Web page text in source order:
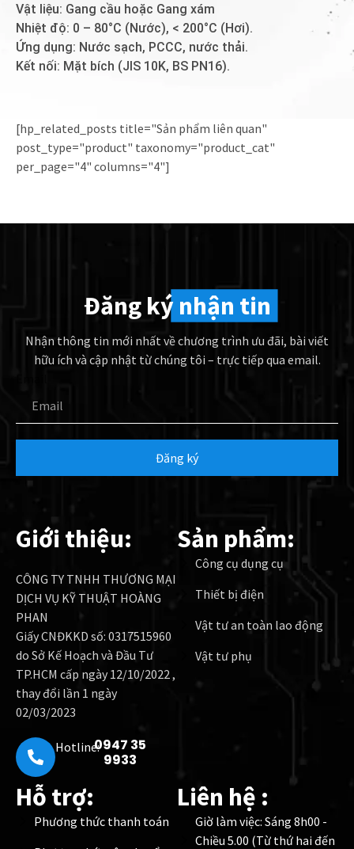
Vật liệu: Gang cầu hoặc Gang xám
Nhiệt độ: 0 – 80°C (Nước), < 200°C (Hơi).
Ứng dụng: Nước sạch, PCCC, nước thải.
Kết nối: Mặt bích (JIS 10K, BS PN16).
[hp_related_posts title="Sản phẩm liên quan"
post_type="product" taxonomy="product_cat"
per_page="4" columns="4"]
Đăng ký nhận tin
Nhận thông tin mới nhất về chương trình ưu đãi, bài viết
hữu ích và cập nhật từ chúng tôi – trực tiếp qua email.
Đăng ký
Giới thiệu:
CÔNG TY TNHH THƯƠNG MẠI
DỊCH VỤ KỸ THUẬT HOÀNG
PHAN
Giấy CNĐKKD số: 0317515960
do Sở Kế Hoạch và Đầu Tư
TP.HCM cấp ngày 12/10/2022 ,
thay đổi lần 1 ngày
02/03/2023
Hotline:0947 35
9933
Sản phẩm:
Công cụ dụng cụ
Thiết bị điện
Vật tư an toàn lao động
Vật tư phụ
Hỗ trợ:
Phương thức thanh toán
Liên hệ :
Giờ làm việc: Sáng 8h00 -
Chiều 5.00 (Từ thứ hai đến